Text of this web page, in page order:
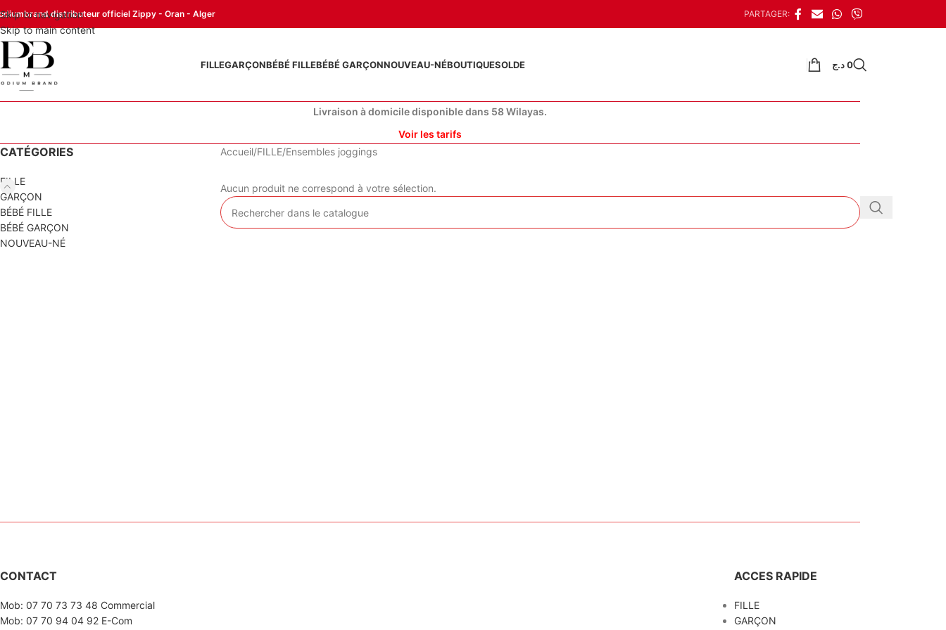
Skip to navigation
Skip to main content
distributeur officiel Zippy - Oran - Alger PARTAGER:
FILLEGARÇONBÉBÉ FILLEBÉBÉ GARÇONNOUVEAU-NÉBOUTIQUESOLDE 0د.ج
Livraison à domicile disponible dans 58 Wilayas.
Voir les tarifs
CATÉGORIES
FILLE
GARÇON
BÉBÉ FILLE
BÉBÉ GARÇON
NOUVEAU-NÉ
Accueil FILLE Ensembles joggings
Aucun produit ne correspond à votre sélection.
CONTACT
Mob: 07 70 73 73 48 Commercial
Mob: 07 70 94 04 92 E-Com
ACCES RAPIDE
FILLE
GARÇON